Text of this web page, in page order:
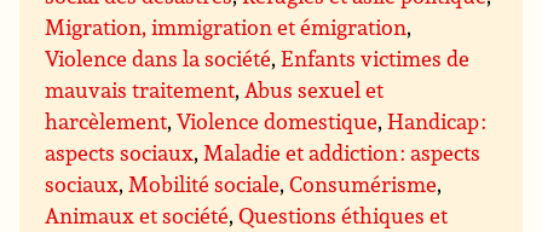
Migration, immigration et émigration,
Violence dans la société,Enfants victimes de
mauvais traitement,Abus sexuel et
harcèlement,Violence domestique,Handicap :
aspects sociaux,Maladie et addiction : aspects
sociaux,Mobilité sociale,Consumérisme,
Animaux et société,Questions éthiques et